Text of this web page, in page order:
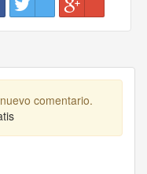
comentario.